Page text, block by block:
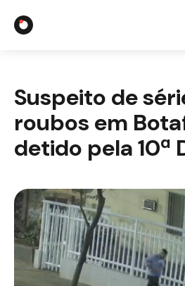
Integrações com
Casos
Suspeito de
roubos em
detido pela 10ª